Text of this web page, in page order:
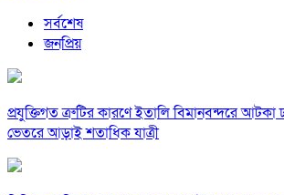
সর্বশেষ
জনপ্রিয়
প্রযুক্তিগত ত্রুটির কারণে ইতালি বিমানবন্দরে আটকা
ভেতরে আড়াই শতাধিক যাত্রী